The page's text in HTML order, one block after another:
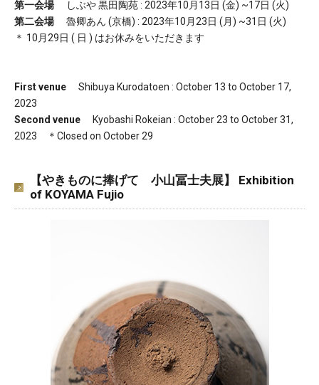
第一会場
しぶや 黒田陶苑 : 2023年10月13日 (金) ~17日 (火)
第二会場
魯卿あん (京橋) : 2023年10月23日 (月) ~31日 (火)
＊ 10月29日 ( 日 ) はお休みをいただきます
First venue
Shibuya Kurodatoen : October 13 to October 17,
2023
Second venue
Kyobashi Rokeian : October 23 to October 31,
2023 ＊Closed on October 29
【やきものに捧げて 小山冨士夫展】 Exhibition
of KOYAMA Fujio